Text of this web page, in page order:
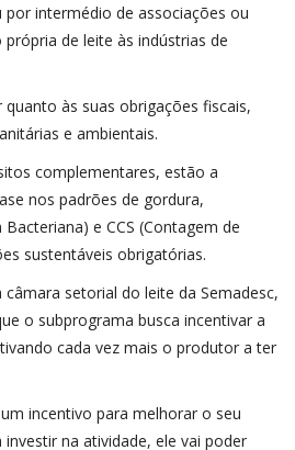
intermédio de associações ou
de leite às indústrias de
às suas obrigações fiscais,
e ambientais.
complementares, estão a
nos padrões de gordura,
e CCS (Contagem de
sustentáveis obrigatórias.
setorial do leite da Semadesc,
o subprograma busca incentivar a
cada vez mais o produtor a ter
incentivo para melhorar o seu
na atividade, ele vai poder